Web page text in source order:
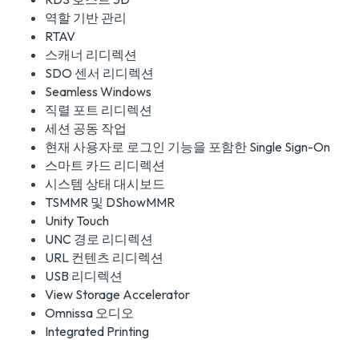
역할 기반 관리
RTAV
스캐너 리디렉션
SDO 센서 리디렉션
Seamless Windows
직렬 포트 리디렉션
세션 공동 작업
현재 사용자로 로그인 기능을 포함한 Single Sign-On
스마트 카드 리디렉션
시스템 상태 대시보드
TSMMR 및 DShowMMR
Unity Touch
UNC 경로 리디렉션
URL 컨텐츠 리디렉션
USB 리디렉션
View Storage Accelerator
Omnissa 오디오
Integrated Printing